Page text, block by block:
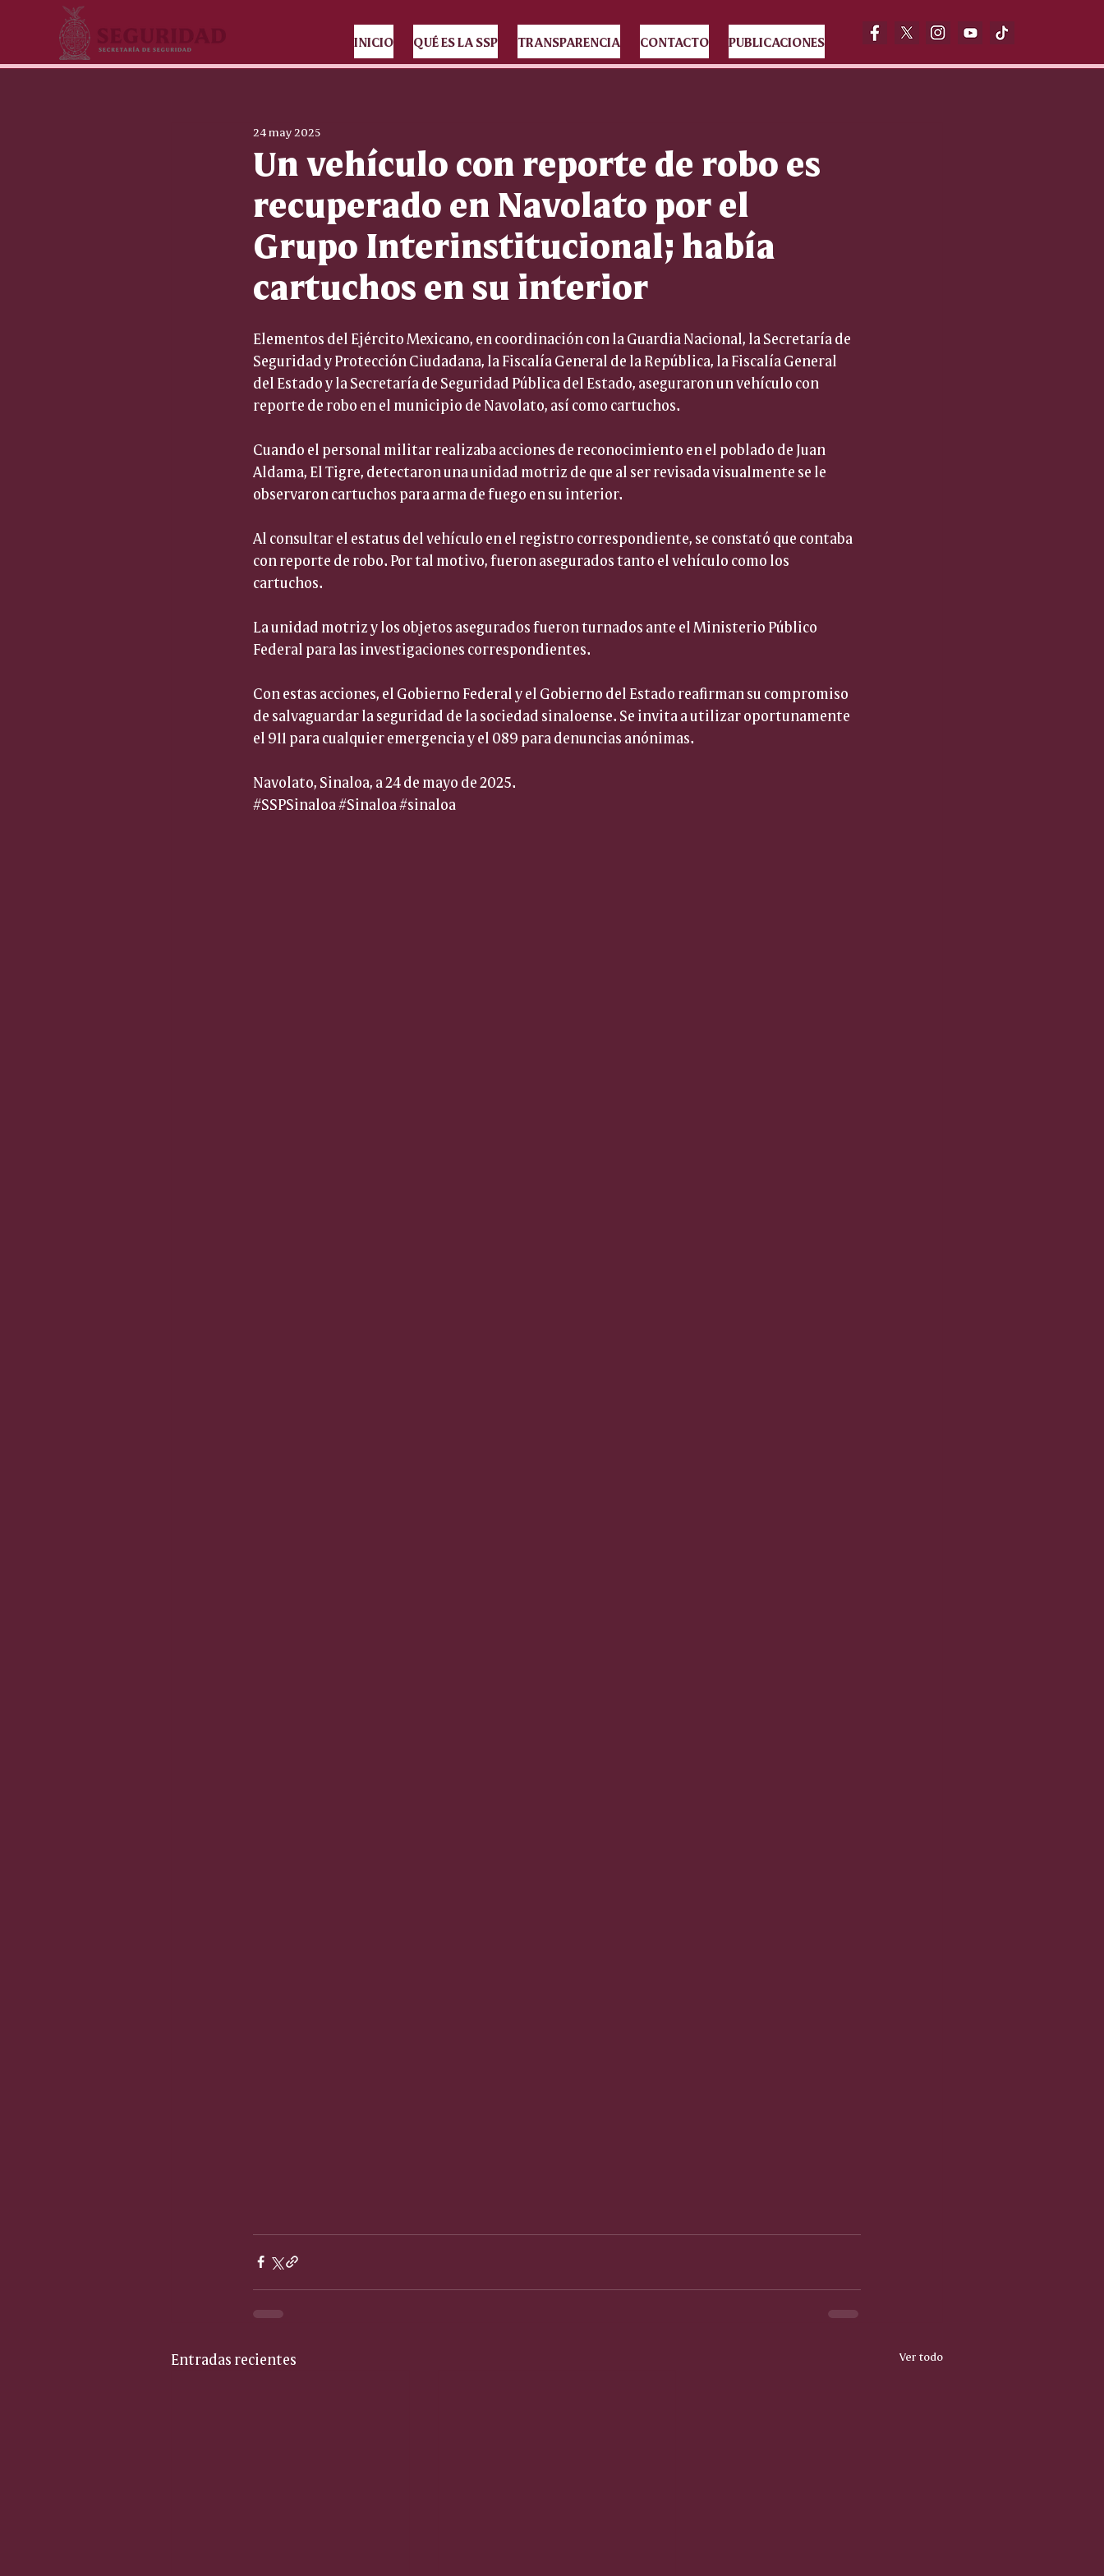
INICIO QUÉ ES LA SSP TRANSPARENCIA CONTACTO PUBLICACIONES
Un vehículo con reporte de robo es
recuperado en Navolato por el
Grupo Interinstitucional; había
cartuchos en su interior
24 may 2025
Elementos del Ejército Mexicano, en coordinación con la Guardia Nacional, la Secretaría de
Seguridad y Protección Ciudadana, la Fiscalía General de la República, la Fiscalía General
del Estado y la Secretaría de Seguridad Pública del Estado, aseguraron un vehículo con
reporte de robo en el municipio de Navolato, así como cartuchos.
Cuando el personal militar realizaba acciones de reconocimiento en el poblado de Juan
Aldama, El Tigre, detectaron una unidad motriz de que al ser revisada visualmente se le
observaron cartuchos para arma de fuego en su interior.
Al consultar el estatus del vehículo en el registro correspondiente, se constató que contaba
con reporte de robo. Por tal motivo, fueron asegurados tanto el vehículo como los
cartuchos.
La unidad motriz y los objetos asegurados fueron turnados ante el Ministerio Público
Federal para las investigaciones correspondientes.
Con estas acciones, el Gobierno Federal y el Gobierno del Estado reafirman su compromiso
de salvaguardar la seguridad de la sociedad sinaloense. Se invita a utilizar oportunamente
el 911 para cualquier emergencia y el 089 para denuncias anónimas.
Navolato, Sinaloa, a 24 de mayo de 2025.
#SSPSinaloa#Sinaloa#sinaloa
Entradas recientes Ver todo